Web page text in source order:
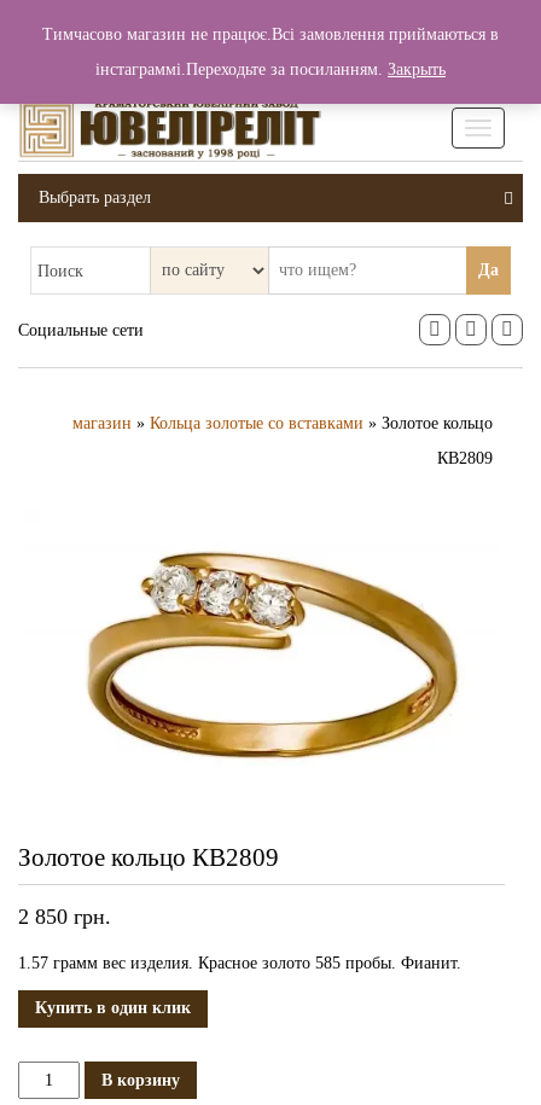
Вход / Регистрация 0 грн.
Выбрать раздел
Поиск Да
Социальные сети
магазин » Кольца золотые со вставками » Золотое кольцо
КВ2809
Золотое кольцо КВ2809
2 850 грн.
1.57 грамм вес изделия. Красное золото 585 пробы. Фианит.
Купить в один клик
КоличествоВ корзину
Тимчасово магазин не працює.Всі замовлення приймаються в
інстаграммі.Переходьте за посиланням. Закрыть